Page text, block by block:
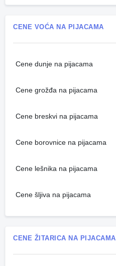
CENE VOĆA NA PIJACAMA
Cene dunje na pijacama
Cene grožđa na pijacama
Cene breskvi na pijacama
Cene borovnice na pijacama
Cene lešnika na pijacama
Cene šljiva na pijacama
CENE ŽITARICA NA PIJACAMA